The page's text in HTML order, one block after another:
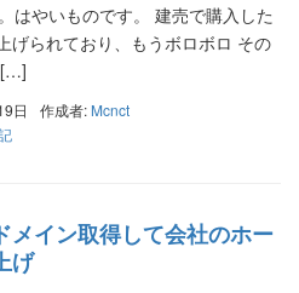
はやいものです。 建売で購入した
げられており、もうボロボロ その
[…]
日 作成者: Mcnct
メイン取得して会社のホー
げ